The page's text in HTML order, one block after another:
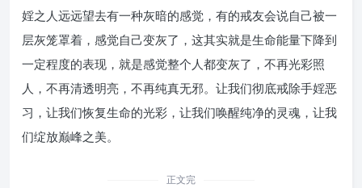
婬之人远远望去有一种灰暗的感觉，有的戒友会说自己被一
层灰笼罩着，感觉自己变灰了，这其实就是生命能量下降到
一定程度的表现，就是感觉整个人都变灰了，不再光彩照
人，不再清透明亮，不再纯真无邪。让我们彻底戒除手婬恶
习，让我们恢复生命的光彩，让我们唤醒纯净的灵魂，让我
们绽放巅峰之美。
正文完